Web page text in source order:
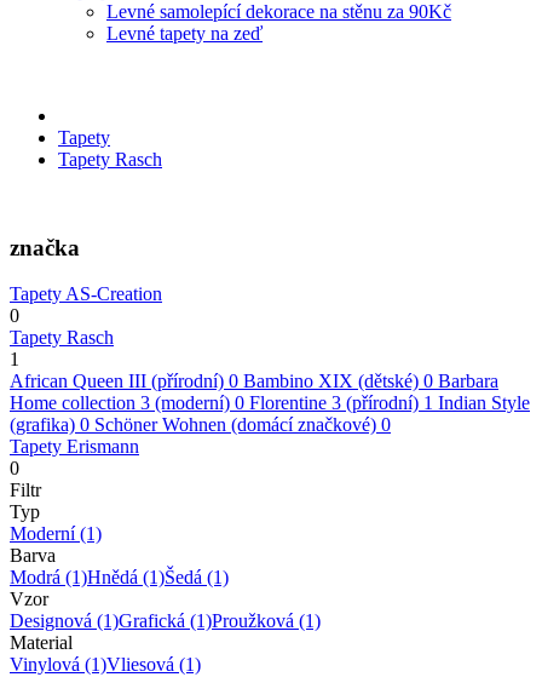
Levné samolepící dekorace na stěnu za 90Kč
Levné tapety na zeď
Tapety
Tapety Rasch
značka
Tapety AS-Creation
0
Tapety Rasch
1
African Queen III (přírodní) 0 Bambino XIX (dětské) 0 Barbara
Home collection 3 (moderní) 0 Florentine 3 (přírodní) 1 Indian Style
(grafika) 0 Schöner Wohnen (domácí značkové) 0
Tapety Erismann
0
Filtr
Typ
Moderní(1)
Barva
Modrá (1)Hnědá (1)Šedá (1)
Vzor
Designová (1)Grafická (1)Proužková (1)
Material
Vinylová (1)Vliesová (1)